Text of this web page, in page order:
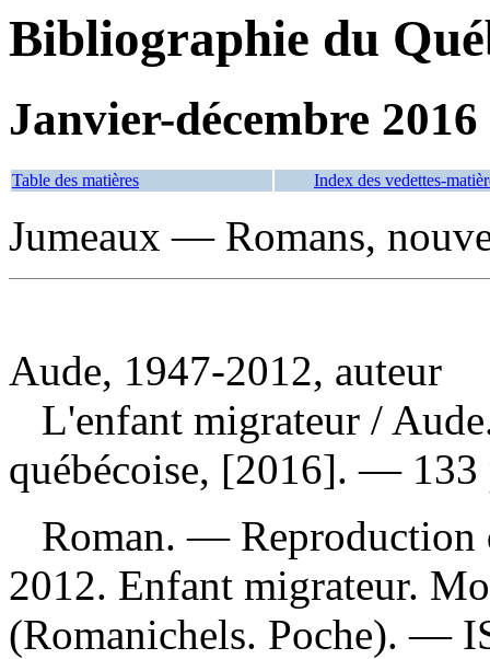
Bibliographie du
Janvier-décembre 2016
Table des matières Index des vedettes-
Jumeaux — Romans,
Aude, 1947-2012, auteur
L'enfant migrateur /
québécoise, [2016]. — 133
Roman. —
2012. Enfant migrateur.
(Romanichels. Poche). —